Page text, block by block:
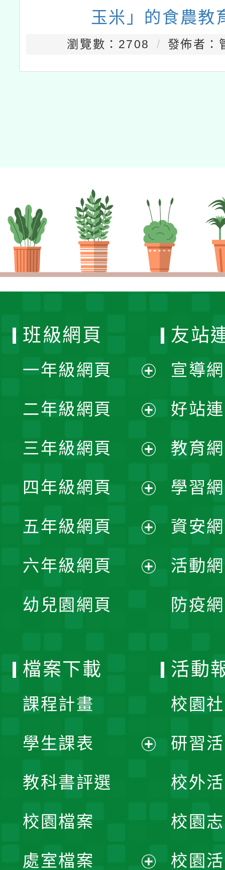
玉米」的食農教
瀏覽數：2708 發佈者：
班級網頁
一年級網頁
開
選
單
二年級網頁
開
選
單
三年級網頁
開
選
單
四年級網頁
開
選
五年級網頁
開
六年級網頁
幼兒園網頁
友站
宣導
好站
教育
學習
資安
活動
防疫
檔案下載
課程計畫
學生課表
單
教科書評選
校園檔案
處室檔案
活動
校園
研習
校外
校園
校園